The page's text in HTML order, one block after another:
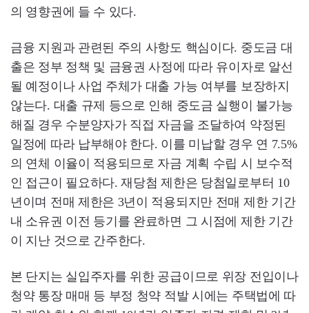
의 영향권에 들 수 있다.
금융 지원과 관련된 주의 사항도 핵심이다. 중도금 대
출은 정부 정책 및 금융권 사정에 따라 유이자로 알선
될 예정이나 사업 주체가 대출 가능 여부를 보장하지
않는다. 대출 규제 등으로 인해 중도금 실행이 불가능
해질 경우 수분양자가 직접 자금을 조달하여 약정된
일정에 따라 납부해야 한다. 이를 미납할 경우 연 7.5%
의 연체 이율이 적용되므로 자금 계획 수립 시 보수적
인 접근이 필요하다. 재당첨 제한은 당첨일로부터 10
년이며 전매 제한은 3년이 적용되지만 전매 제한 기간
내 소유권 이전 등기를 완료하면 그 시점에 제한 기간
이 지난 것으로 간주한다.
본 단지는 실입주자를 위한 공급이므로 위장 전입이나
청약 통장 매매 등 부정 청약 적발 시에는 주택법에 따